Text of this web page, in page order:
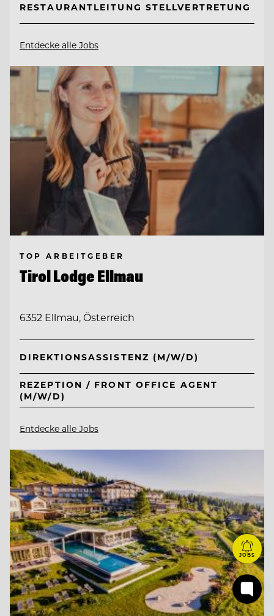
RESTAURANTLEITUNG STELLVERTRETUNG
Entdecke alle Jobs
TOP ARBEITGEBER
Tirol Lodge Ellmau
6352 Ellmau, Österreich
DIREKTIONSASSISTENZ (M/W/D)
REZEPTION / FRONT OFFICE AGENT
(M/W/D)
Entdecke alle Jobs
JOBS